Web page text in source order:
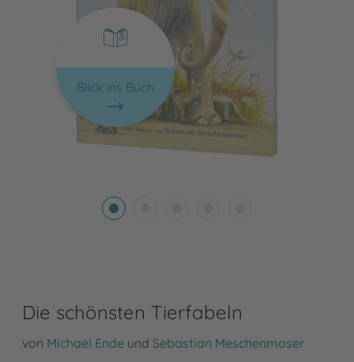
Blick ins Buch
Die schönsten Tierfabeln
von Michael Ende und Sebastian Meschenmoser